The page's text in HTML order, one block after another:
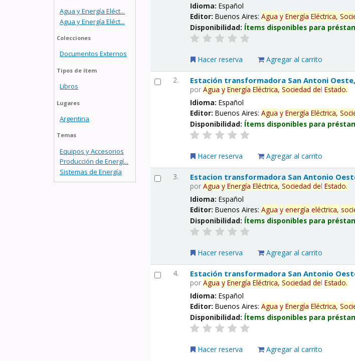
Agua y Energía Eléct...
Agua y Energía Eléct...
Colecciones
Documentos Externos
Tipos de ítem
Libros
Lugares
Argentina
Temas
Equipos y Accesorios
Producción de Energí...
Sistemas de Energía
Idioma:Español
Editor:Buenos Aires:Agua y Energía Eléctrica,
Disponibilidad: Ítems disponibles para
Hacer reserva Agregar al carrito
2. Estación transformadora San Antoni
porAgua y Energía Eléctrica, Sociedad delEstado.
Idioma:Español
Editor:Buenos Aires:Agua y Energía Eléctrica,
Disponibilidad: Ítems disponibles para
Hacer reserva Agregar al carrito
3. Estacion transformadora San Antonio
porAgua y Energía Eléctrica, Sociedad delEstado.
Idioma:Español
Editor:Buenos Aires:Agua y energía eléctrica,
Disponibilidad: Ítems disponibles para
Hacer reserva Agregar al carrito
4. Estación transformadora San Antonio
porAgua y Energía Eléctrica, Sociedad delEstado.
Idioma:Español
Editor:Buenos Aires:Agua y Energía Eléctrica,
Disponibilidad: Ítems disponibles para
Hacer reserva Agregar al carrito